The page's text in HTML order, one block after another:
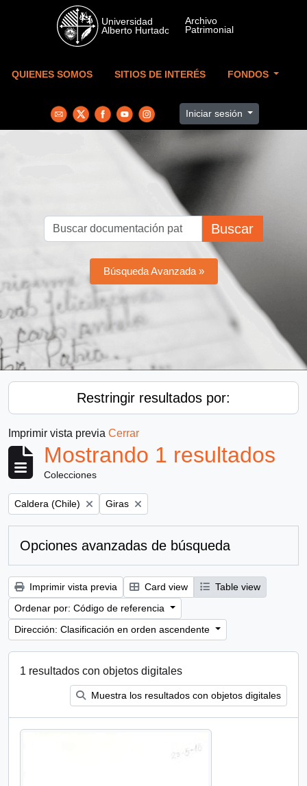
Skip to main content
QUIENES SOMOS SITIOS DE INTERÉS FONDOS
Iniciar sesión
Buscar
Búsqueda Avanzada »
Restringir resultados por:
Imprimir vista previa Cerrar
Mostrando 1 resultados
Colecciones
Remove filter:
Caldera (Chile) Remove filter:
Giras
Opciones avanzadas de búsqueda
Imprimir vista previa Card view
Table view
Ordenar por: Código de referencia
Dirección: Clasificación en orden ascendente
1 resultados con objetos digitales
Muestra los resultados con objetos digitales